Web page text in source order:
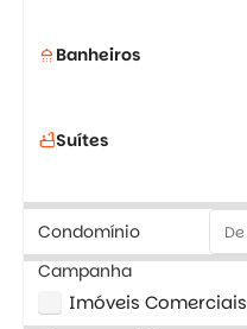
shower Banheiros
bathtubSuítes
Condomínio
Campanha
Imóveis Comerciais